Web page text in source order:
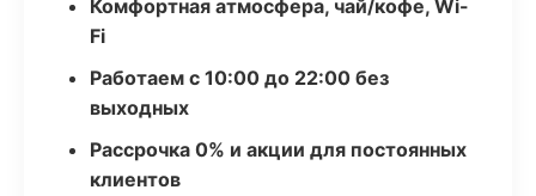
Комфортная атмосфера, чай/кофе, Wi-
Fi
Работаем с 10:00 до 22:00 без
выходных
Рассрочка 0% и акции для постоянных
клиентов